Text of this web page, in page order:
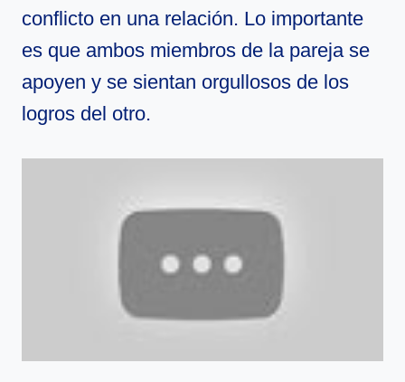
conflicto en una relación. Lo importante
es que ambos miembros de la pareja se
apoyen y se sientan orgullosos de los
logros del otro.